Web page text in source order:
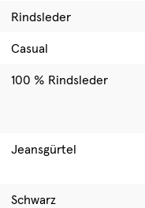
Rindsleder
Casual
100 % Rindsleder
Jeansgürtel
Schwarz